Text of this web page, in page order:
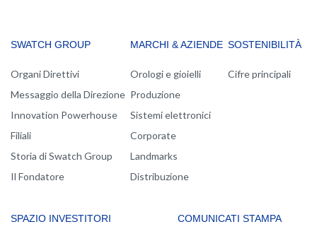
MAIN
NAVIGATION
SWATCH GROUP
Organi Direttivi
Messaggio della Direzione
Innovation Powerhouse
Filiali
Storia di Swatch Group
Il Fondatore
MARCHI & AZIENDE
Orologi e gioielli
Produzione
Sistemi elettronici
Corporate
Landmarks
Distribuzione
SOSTENIBILITÀ
Cifre principali
SPAZIO INVESTITORI COMUNICATI STAMPA